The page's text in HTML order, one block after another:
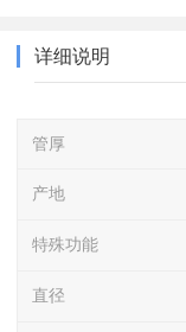
详细说明
管厚
产地
特殊功能
直径